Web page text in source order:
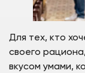
Для тех, кто
своего
вкусом умами,